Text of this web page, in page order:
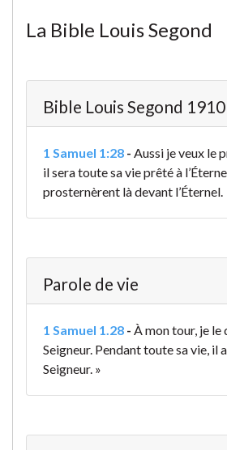
La Bible Louis Segond
Bible Louis Segond 1910
1 Samuel 1:28 - Aussi je veux le
il sera toute sa vie prêté à
prosternèrent là devant l’Éternel.
Parole de vie
1 Samuel 1.28 - À mon tour, je le
Seigneur. Pendant toute sa vie, il
Seigneur. »